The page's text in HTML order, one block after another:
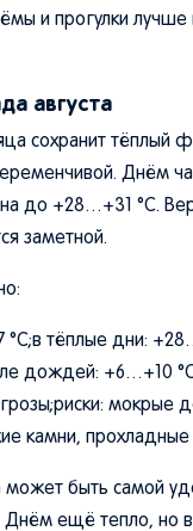
и прогулки лучше
августа
сохранит тёплый
Днём
до +28…+31 °C.
заметной.
тёплые дни:
дождей: +6…+10
мокрые
камни, прохладные
быть самой
Днём ещё тепло, но